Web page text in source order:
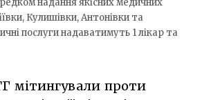
надання якісних медичних
Кулишівки, Антонівки та
послуги надаватимуть 1 лікар та
мітингували проти